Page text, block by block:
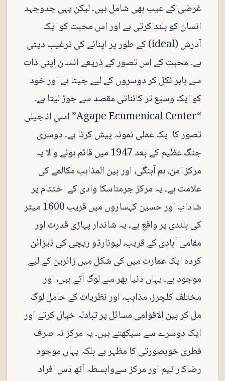
غرضی کے عیب بھی شامل ہیں۔ لیکن یہی جدوجہد
انسان کو بلند کرتی ہے اور اس محبت کو ایک
آدرش (ideal) کے طور پر اپنانے کی ترغیب دیتی
ہے۔ محبت کے اس تصور کے ذریعے انسان اپنی ذات
سے باہر نکل کر دوسروں کے لیے جیتا ہے اور خود
کو ایک وسیع تر کائناتی مقصد سے جوڑ لیتا ہے۔
“Agape Ecumenical Center” اسی اناجیلی
تصور کا ایک عملی نمونہ پیش کرتا ہے۔ دوسری
جنگ عظیم کے بعد 1947 میں قائم ہونے والا یہ
مرکز امن، ہم آہنگی، اور بین المذاہب مکالمے کی
علامت ہے۔ یہ مرکز جرمناسکا وادی کے اختتام پر
شاداب اور حسین کہساروں میں قریب 1600 میٹر
کی بلندی پر واقع ہے۔ یہ شاندار پہاڑی قدرت اور
مقامی آبادی کے قریب، لیونارڈو ریچی کی ڈیزائن
کردہ ایک عمارت میں کی شکل میں زائرین کے لیے
موجود ہے۔ یہاں دنیا بھر سے لوگ آتے ہیں، اور
مختلف کلچرز، مذاہب، اور نظریات کے حامل لوگ
مل کر بین الاقوامی مسائل پر تبادلہ خیال کرتے اور
ایک دوسرے سے سیکھتے ہیں۔ یہ مرکز نہ صرف
فطری خوبصورتی کا مظہر ہے بلکہ یہاں موجود
رضاکار ٹیم اور مرکز سےوابسطہ آٹھ دس افراد